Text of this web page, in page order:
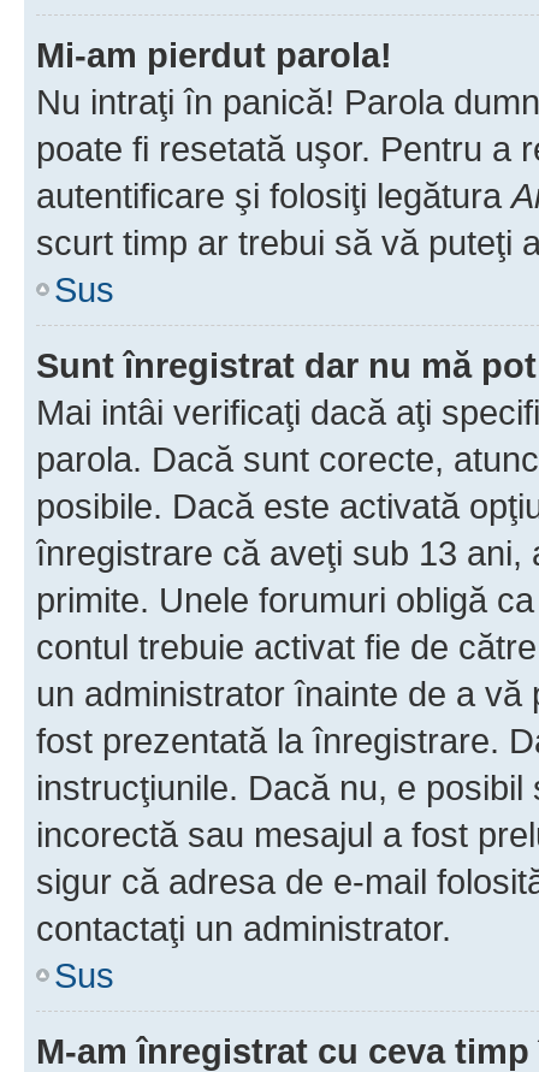
Mi-am pierdut parola!
Nu intraţi în panică! Parola
poate fi resetată uşor. Pentru a
autentificare şi folosiţi legătura
scurt timp ar trebui să vă puteţi
Sus
Sunt înregistrat dar nu mă
Mai intâi verificaţi dacă aţi
parola. Dacă sunt corecte,
posibile. Dacă este activată
înregistrare că aveţi sub 13
primite. Unele forumuri obligă
contul trebuie activat fie de
un administrator înainte de a
fost prezentată la înregistrare.
instrucţiunile. Dacă nu, e
incorectă sau mesajul a fost
sigur că adresa de e-mail
contactaţi un administrator.
Sus
M-am înregistrat cu ceva